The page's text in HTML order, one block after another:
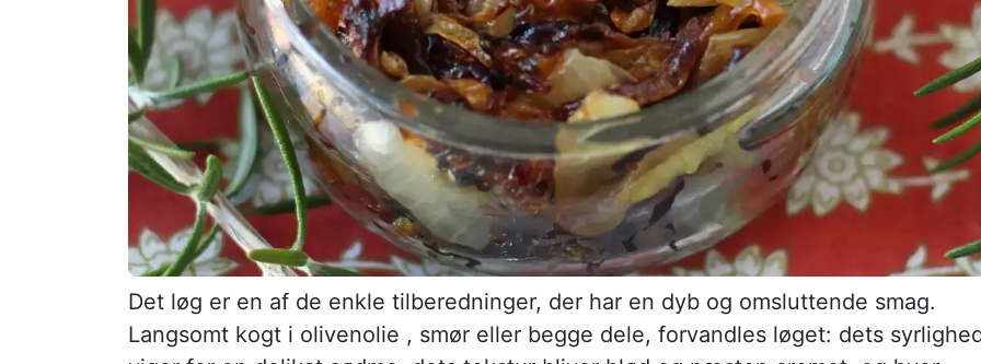
Det løg er en af de enkle tilberedninger, der har en dyb og omsluttende smag.
Langsomt kogt i olivenolie , smør eller begge dele, forvandles løget: dets